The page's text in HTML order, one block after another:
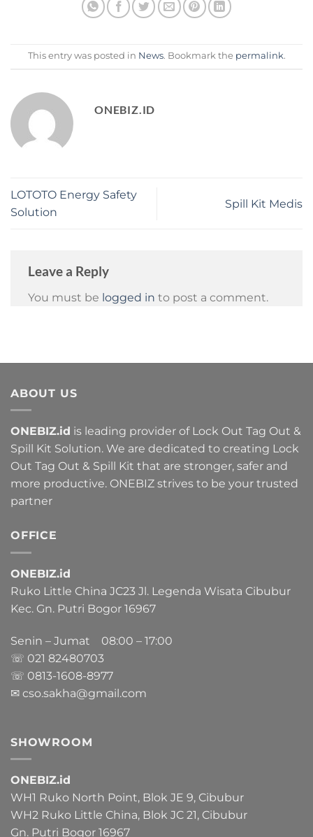
This entry was posted in News. Bookmark the permalink.
ONEBIZ.ID
LOTOTO Energy Safety
Solution
Spill Kit Medis
Leave a Reply
You must be logged in to post a comment.
ABOUT US
ONEBIZ.id is leading provider of Lock Out Tag Out &
Spill Kit Solution. We are dedicated to creating Lock
Out Tag Out & Spill Kit that are stronger, safer and
more productive. ONEBIZ strives to be your trusted
partner
OFFICE
ONEBIZ.id
Ruko Little China JC23 Jl. Legenda Wisata Cibubur
Kec. Gn. Putri Bogor 16967
Senin – Jumat 08:00 – 17:00
☏ 021 82480703
☏ 0813-1608-8977
✉ cso.sakha@gmail.com
SHOWROOM
ONEBIZ.id
WH1 Ruko North Point, Blok JE 9, Cibubur
WH2 Ruko Little China, Blok JC 21, Cibubur
Gn. Putri Bogor 16967